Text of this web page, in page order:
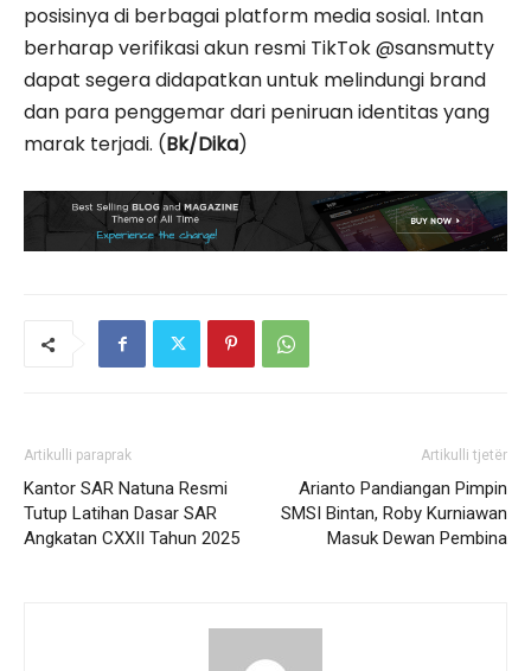
posisinya di berbagai platform media sosial. Intan
berharap verifikasi akun resmi TikTok @sansmutty
dapat segera didapatkan untuk melindungi brand
dan para penggemar dari peniruan identitas yang
marak terjadi. (Bk/Dika)
Artikulli paraprak
Kantor SAR Natuna Resmi
Tutup Latihan Dasar SAR
Angkatan CXXII Tahun 2025
Artikulli tjetër
Arianto Pandiangan Pimpin
SMSI Bintan, Roby Kurniawan
Masuk Dewan Pembina